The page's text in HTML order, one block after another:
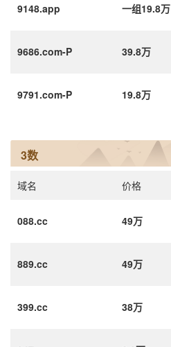
9148.app 一组19.8万
9686.com-P 39.8万
9791.com-P 19.8万
3数
域名 价格
088.cc 49万
889.cc 49万
399.cc 38万